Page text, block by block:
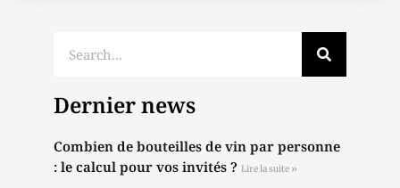
Dernier news
Combien de bouteilles de vin par personne
: le calcul pour vos invités ? Lire la suite »